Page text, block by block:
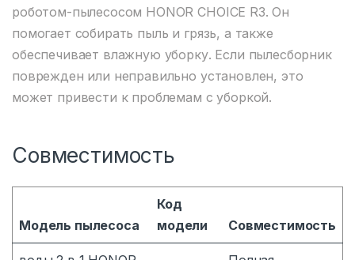
роботом-пылесосом HONOR CHOICE R3. Он
помогает собирать пыль и грязь, а также
обеспечивает влажную уборку. Если пылесборник
поврежден или неправильно установлен, это
может привести к проблемам с уборкой.
Совместимость
Модель пылесоса
Код
модели
Совместимость